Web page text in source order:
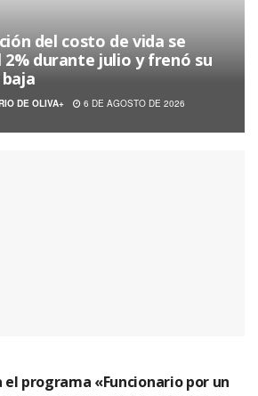
del costo de vida se
durante julio y frenó su
DE OLIVA+ 6 DE AGOSTO DE 2026
programa «Funcionario por un